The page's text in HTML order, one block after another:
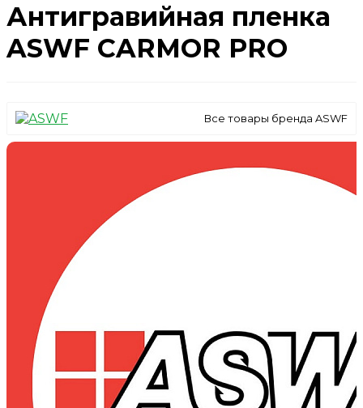
Антигравийная пленка
ASWF CARMOR PRO
Все товары бренда ASWF